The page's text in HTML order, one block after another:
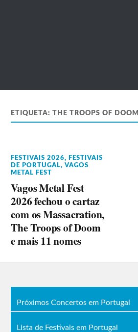
ETIQUETA: THE TROOPS OF DOOM
FESTIVAIS 2026,
FESTIVAIS
DE PORTUGAL,VAGOS
METAL FEST
Vagos Metal Fest
2026 fechou o cartaz
com os Massacration,
The Troops of Doom
e mais 11 nomes
Próximos Concertos em Portugal
Lista de Festivais em Portugal